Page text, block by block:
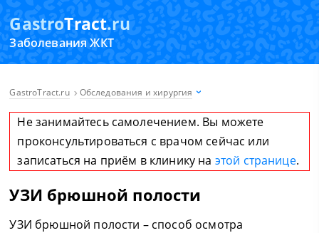
GastroTract.ru
Заболевания ЖКТ
GastroTract.ru Обследования и хирургия
Не занимайтесь самолечением. Вы можете
проконсультироваться с врачом сейчас или
записаться на приём в клинику на этой странице.
УЗИ брюшной полости
УЗИ брюшной полости – способ осмотра